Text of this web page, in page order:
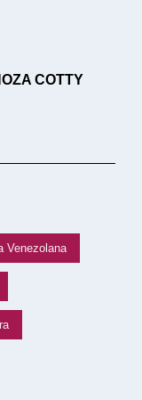
COTTY
Venezolana